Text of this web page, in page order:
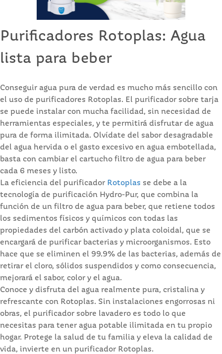
Purificadores Rotoplas: Agua
lista para beber
Conseguir agua pura de verdad es mucho más sencillo con
el uso de purificadores Rotoplas. El purificador sobre tarja
se puede instalar con mucha facilidad, sin necesidad de
herramientas especiales, y te permitirá disfrutar de agua
pura de forma ilimitada. Olvídate del sabor desagradable
del agua hervida o el gasto excesivo en agua embotellada,
basta con cambiar el cartucho filtro de agua para beber
cada 6 meses y listo.
La eficiencia del purificador Rotoplas se debe a la
tecnología de purificación Hydro-Pur, que combina la
función de un filtro de agua para beber, que retiene todos
los sedimentos físicos y químicos con todas las
propiedades del carbón activado y plata coloidal, que se
encargará de purificar bacterias y microorganismos. Esto
hace que se eliminen el 99.9% de las bacterias, además de
retirar el cloro, sólidos suspendidos y como consecuencia,
mejorará el sabor, color y el agua.
Conoce y disfruta del agua realmente pura, cristalina y
refrescante con Rotoplas. Sin instalaciones engorrosas ni
obras, el purificador sobre lavadero es todo lo que
necesitas para tener agua potable ilimitada en tu propio
hogar. Protege la salud de tu familia y eleva la calidad de
vida, invierte en un purificador Rotoplas.